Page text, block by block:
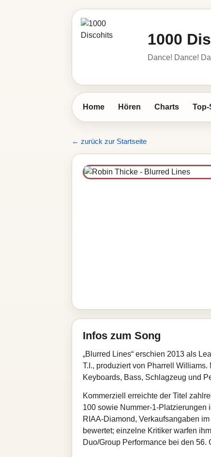
1000
Dance! Dance!
Home Hören Charts
← zurück zur Startseite
Infos zum Song
„Blurred Lines“ erschien 2013 als
T.I., produziert von Pharrell
Keyboards, Bass, Schlagzeug und
Kommerziell erreichte der Titel
100 sowie
RIAA‑Diamond, Verkaufsangaben
bewertet; einzelne Kritiker warfen
Duo/Group Performance bei den 56.